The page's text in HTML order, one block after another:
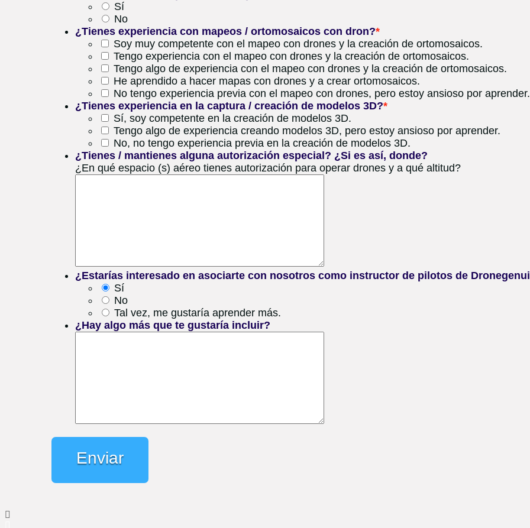
Sí
No
¿Tienes experiencia con mapeos / ortomosaicos con dron?*
Soy muy competente con el mapeo con drones y la creación de ortomosaicos.
Tengo experiencia con el mapeo con drones y la creación de ortomosaicos.
Tengo algo de experiencia con el mapeo con drones y la creación de ortomosaicos.
He aprendido a hacer mapas con drones y a crear ortomosaicos.
No tengo experiencia previa con el mapeo con drones, pero estoy ansioso por aprender.
¿Tienes experiencia en la captura / creación de modelos 3D?*
Sí, soy competente en la creación de modelos 3D.
Tengo algo de experiencia creando modelos 3D, pero estoy ansioso por aprender.
No, no tengo experiencia previa en la creación de modelos 3D.
¿Tienes / mantienes alguna autorización especial? ¿Si es así, donde?
¿En qué espacio (s) aéreo tienes autorización para operar drones y a qué altitud?
¿Estarías interesado en asociarte con nosotros como instructor de pilotos de
Sí
No
Tal vez, me gustaría aprender más.
¿Hay algo más que te gustaría incluir?